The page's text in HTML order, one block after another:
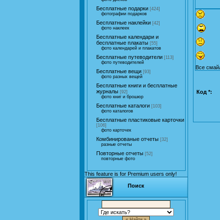
Бесплатные подарки [424]
фотографии подарков
Бесплатные наклейки [42]
фото наклеек
Бесплатные календари и
бесплатные плакаты [55]
фото календарей и плакатов
Бесплатные путеводители [113]
фото путеводителей
Бесплатные вещи [93]
фото разных вещей
Бесплатные книги и бесплатные
журналы [92]
фото книг и брошюр
Бесплатные каталоги [103]
фото каталогов
Бесплатные пластиковые карточки
[106]
фото карточек
Комбинированые отчеты [32]
разные отчеты
Повторные отчеты [52]
повторные фото
This feature is for Premium users only!
Поиск
Все
Код *: